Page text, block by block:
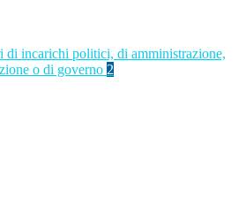
di incarichi politici, di amministrazione,
o di governo 2